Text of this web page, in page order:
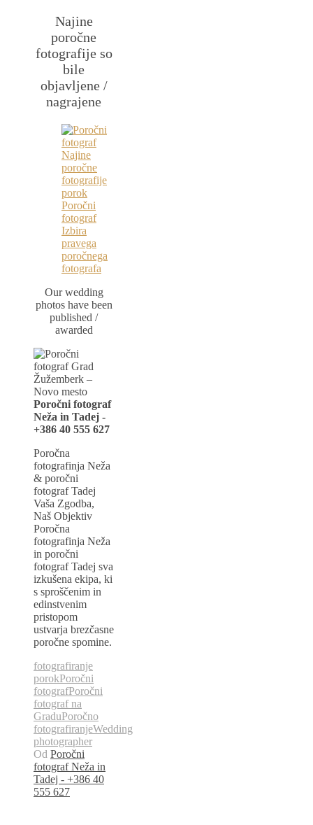
Najine
poročne
fotografije so
bile
objavljene /
nagrajene
Our wedding
photos have been
published /
awarded
Poročni fotograf
Neža in Tadej -
+386 40 555 627
Poročna
fotografinja Neža
& poročni
fotograf Tadej
Vaša Zgodba,
Naš Objektiv
Poročna
fotografinja Neža
in poročni
fotograf Tadej sva
izkušena ekipa, ki
s sproščenim in
edinstvenim
pristopom
ustvarja brezčasne
poročne spomine.
fotografiranje
porokPoročni
fotografPoročni
fotograf na
GraduPoročno
fotografiranjeWedding
photographer
Od Poročni
fotograf Neža in
Tadej - +386 40
555 627